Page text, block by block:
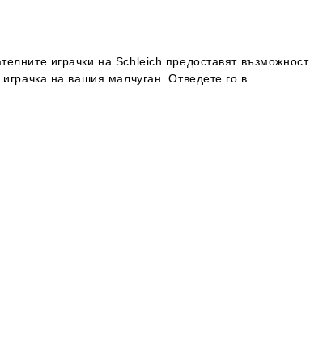
играчки на Schleich предоставят възможност
на вашия малчуган. Отведете го в